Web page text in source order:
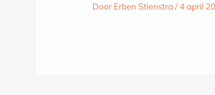
Door Erben Stienstra/ 4 april